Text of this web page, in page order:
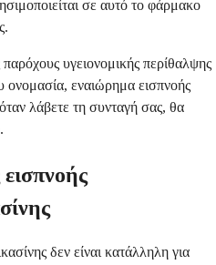
σε αυτό το φάρμακο
υγειονομικής περίθαλψης
ονομασία, εναιώρημα εισπνοής
λάβετε τη συνταγή σας, θα
δεν είναι κατάλληλη για